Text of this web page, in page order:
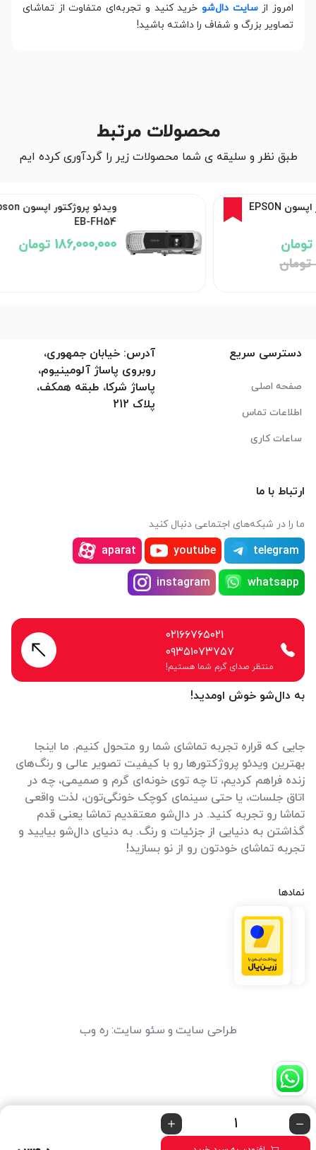
امروز ازسایت دال‌شو خرید کنید و تجربه‌ای متفاوت از تماشای
تصاویر بزرگ و شفاف را داشته باشید!
محصولات مرتبط
طبق نظر و سلیقه ی شما محصولات زیر را گردآوری کرده ایم
ویدئو پروژکتور اپسون Epson
EB-FH54
186,000,000 تومان
به دال‌شو خوش اومدید!
جایی که قراره تجربه تماشای شما رو متحول کنیم. ما اینجا
بهترین ویدئو پروژکتورها رو با کیفیت تصویر عالی و رنگ‌های
زنده فراهم کردیم، تا چه توی خونه‌ای گرم و صمیمی، چه در
اتاق جلسات، یا حتی سینمای کوچک خونگی‌تون، لذت واقعی
تماشا رو تجربه کنید. در دال‌شو معتقدیم تماشا یعنی قدم
گذاشتن به دنیایی از جزئیات و رنگ. به دنیای دال‌شو بیایید و
تجربه تماشای خودتون رو از نو بسازید!
نمادها
دسترسی سریع
صفحه اصلی
اطلاعات تماس
ساعات کاری
آدرس: خیابان جمهوری،
روبروی پاساژ آلومینیوم،
پاساژ شرکا، طبقه همکف،
پلاک 212
ارتباط با ما
ما را در شبکه‌های اجتماعی دنبال کنید
telegram
youtube
aparat
whatsapp
instagram
۰۲۱۶۶۷۶۵۰۲۱
۰۹۳۵۱۰۷۳۷۵۷
منتظر صدای گرم شما هستیم!
طراحی سایت و سئو سایت: ره وب